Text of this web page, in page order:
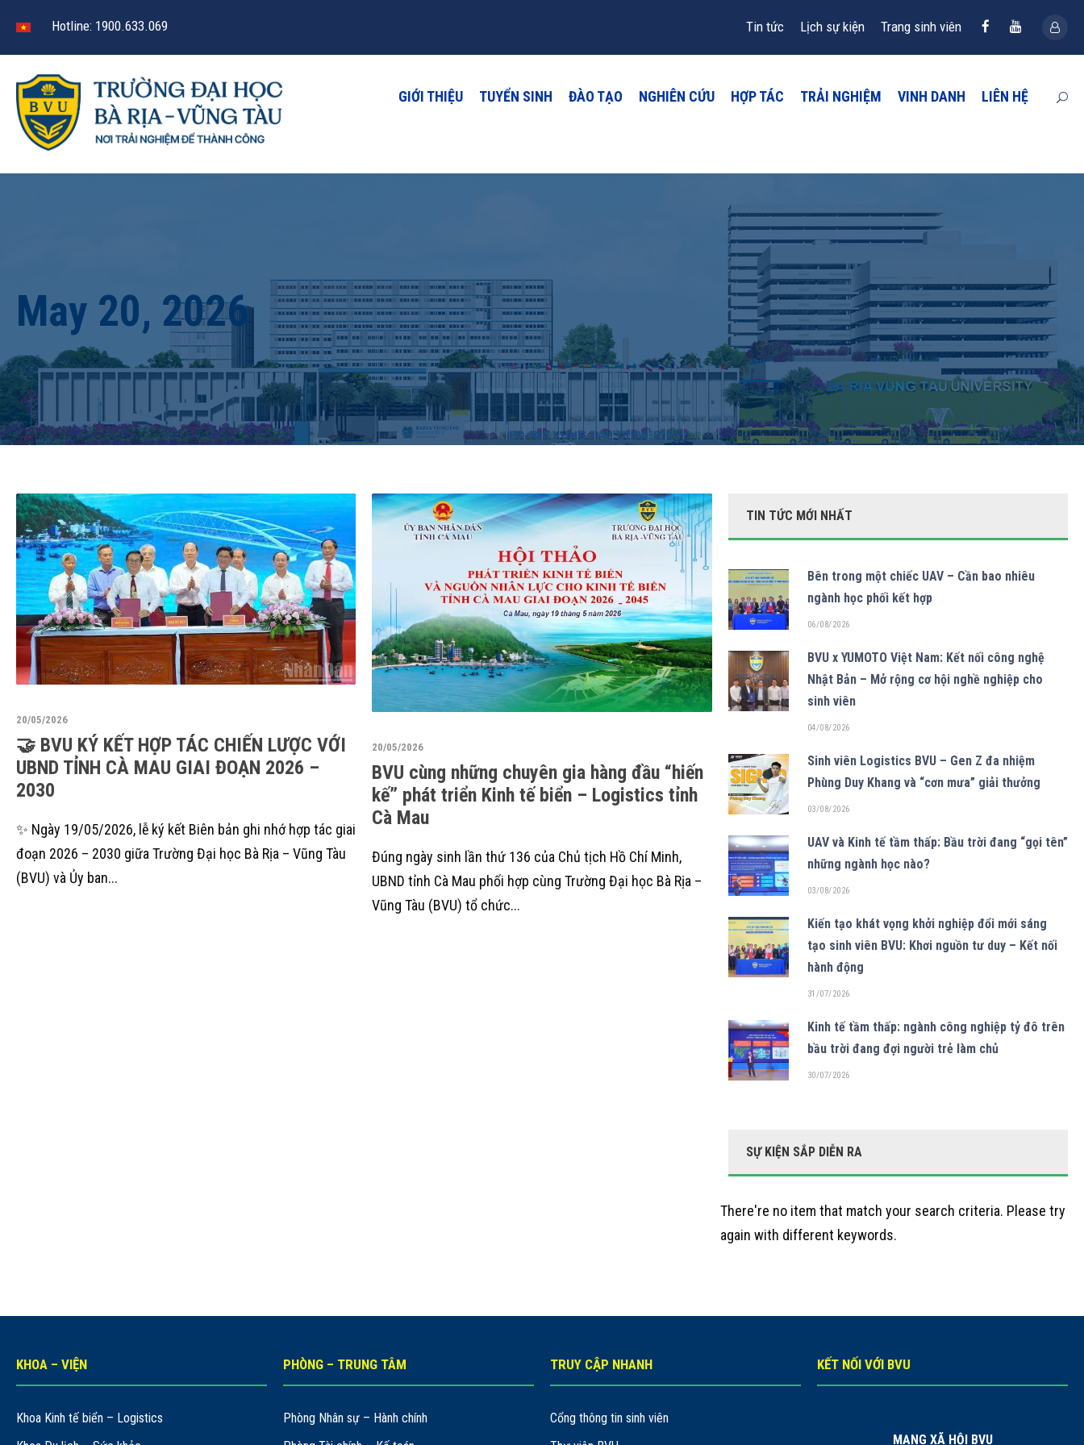
Hotline: 1900.633.069 Tin tức Lịch sự kiện Trang sinh viên
GIỚI THIỆU TUYỂN SINH ĐÀO TẠO NGHIÊN CỨU HỢP TÁC TRẢI NGHIỆM VINH DANH LIÊN HỆ
May 20, 2026
20/05/2026
🤝 BVU KÝ KẾT HỢP TÁC CHIẾN LƯỢC VỚI
UBND TỈNH CÀ MAU GIAI ĐOẠN 2026 –
2030
✨ Ngày 19/05/2026, lễ ký kết Biên bản ghi nhớ hợp tác giai
đoạn 2026 – 2030 giữa Trường Đại học Bà Rịa – Vũng Tàu
(BVU) và Ủy ban...
20/05/2026
BVU cùng những chuyên gia hàng đầu “hiến
kế” phát triển Kinh tế biển – Logistics tỉnh
Cà Mau
Đúng ngày sinh lần thứ 136 của Chủ tịch Hồ Chí Minh,
UBND tỉnh Cà Mau phối hợp cùng Trường Đại học Bà Rịa –
Vũng Tàu (BVU) tổ chức...
TIN TỨC MỚI NHẤT
Bên trong một chiếc UAV – Cần bao nhiêu
ngành học phối kết hợp
06/08/2026
BVU x YUMOTO Việt Nam: Kết nối công nghệ
Nhật Bản – Mở rộng cơ hội nghề nghiệp cho
sinh viên
04/08/2026
Sinh viên Logistics BVU – Gen Z đa nhiệm
Phùng Duy Khang và “cơn mưa” giải thưởng
03/08/2026
UAV và Kinh tế tầm thấp: Bầu trời đang “gọi tên”
những ngành học nào?
03/08/2026
Kiến tạo khát vọng khởi nghiệp đổi mới sáng
tạo sinh viên BVU: Khơi nguồn tư duy – Kết nối
hành động
31/07/2026
Kinh tế tầm thấp: ngành công nghiệp tỷ đô trên
bầu trời đang đợi người trẻ làm chủ
30/07/2026
SỰ KIỆN SẮP DIỄN RA
There're no item that match your search criteria. Please try
again with different keywords.
KHOA – VIỆN
Khoa Kinh tế biển – Logistics
PHÒNG – TRUNG TÂM
Phòng Nhân sự – Hành chính
TRUY CẬP NHANH
Cổng thông tin sinh viên
KẾT NỐI VỚI BVU
MẠNG XÃ HỘI BVU